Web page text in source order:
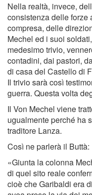
Nella realtà, invece,
consistenza delle forze
compresa, delle
Mechel ed i suoi
medesimo trivio,
contadini, dai pastori,
di casa del Castello di
Il trivio sarà così
guerra. Questa volta
Il Von Mechel viene
ugualmente perché ha
traditore Lanza.
Così ne parlerà il Buttà:
«Giunta la colonna
di quel sito reale
cioè che Garibaldi era